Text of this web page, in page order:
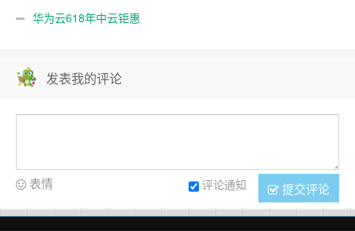
华为云618年中云钜惠
发表我的评论
提交评论
评论通知
表情